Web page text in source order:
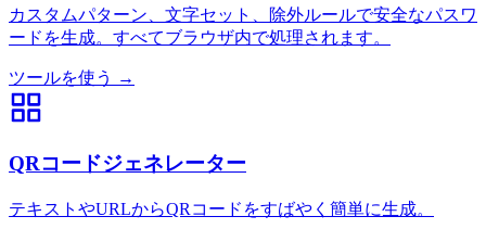
カスタムパターン、文字セット、除外ルールで安全なパスワ
ードを生成。すべてブラウザ内で処理されます。
ツールを使う →
QRコードジェネレーター
テキストやURLからQRコードをすばやく簡単に生成。